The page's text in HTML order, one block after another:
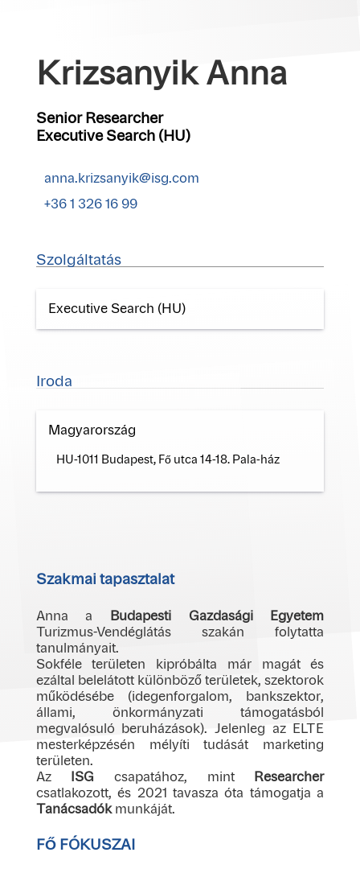
Krizsanyik Anna
Senior Researcher
Executive Search (HU)
anna.krizsanyik@isg.com
+36 1 326 16 99
Szolgáltatás
Executive Search (HU)
Iroda
Magyarország
HU-1011 Budapest, Fő utca 14-18. Pala-ház
Szakmai tapasztalat
Anna a
Budapesti Gazdasági Egyetem
Turizmus-Vendéglátás szakán folytatta
tanulmányait.
Sokféle területen kipróbálta már magát és
ezáltal belelátott különböző területek, szektorok
működésébe (idegenforgalom, bankszektor,
állami, önkormányzati támogatásból
megvalósuló beruházások). Jelenleg az ELTE
mesterképzésén mélyíti tudását marketing
területen.
Az
ISG csapatához, mint
Researcher
csatlakozott, és 2021 tavasza óta támogatja a
Tanácsadókmunkáját.
FŐ FÓKUSZAI